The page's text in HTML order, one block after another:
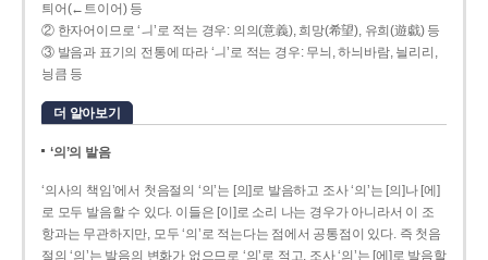
틔어(←트이어) 등
② 한자어이므로 ‘ㅢ’로 적는 경우: 의의(意義), 희망(希望), 유희(遊戱) 등
③ 발음과 표기의 전통에 따라 ‘ㅢ’로 적는 경우: 무늬, 하늬바람, 늴리리,
닁큼 등
더 알아보기
‘의’의 발음
‘의사의 책임’에서 첫음절의 ‘의’는 [의]로 발음하고 조사 ‘의’는 [의]나 [에]
로 모두 발음할 수 있다. 이들은 [이]로 소리 나는 경우가 아니라서 이 조
항과는 무관하지만, 모두 ‘의’로 적는다는 점에서 공통점이 있다. 즉 첫음
절의 ‘의’는 발음의 변화가 없으므로 ‘의’로 적고, 조사 ‘의’는 [에]로 발음할